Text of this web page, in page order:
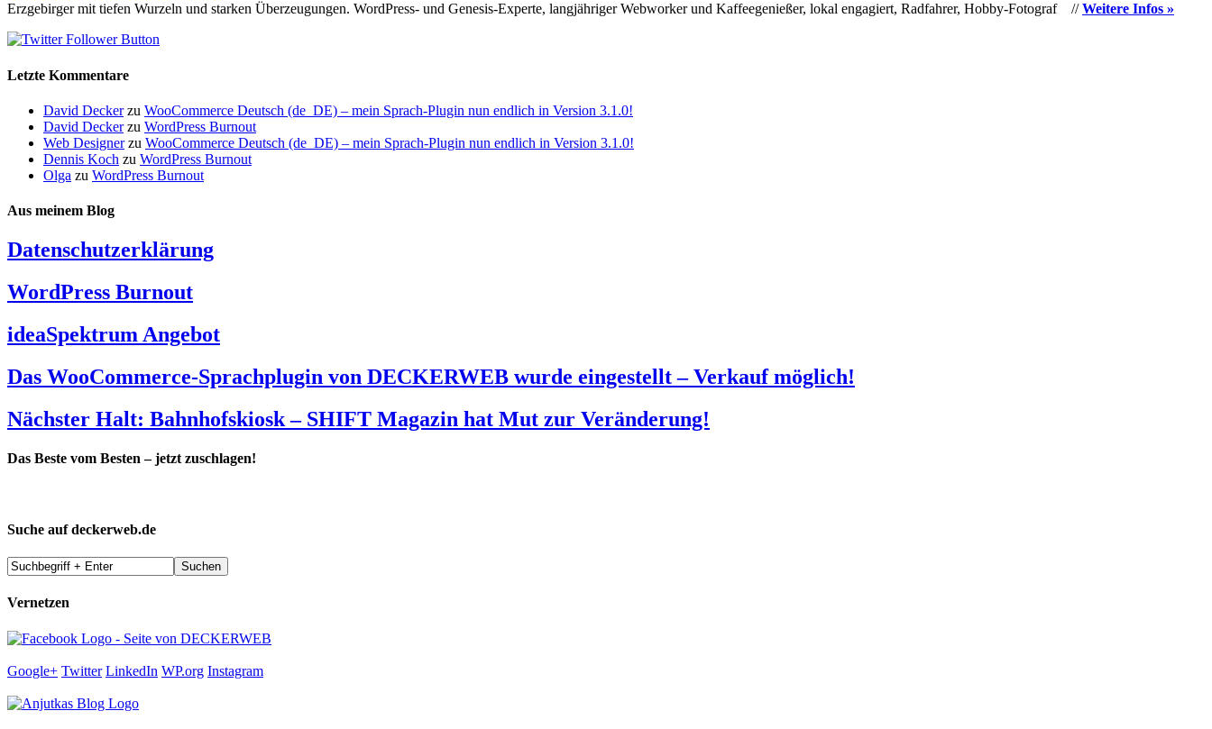
Erzgebirger mit tiefen Wurzeln und starken Überzeugungen. WordPress- und Genesis-Experte, langjähriger Webworker und Kaffeegenießer, lokal engagiert, Radfahrer, Hobby-Fotograf //Weitere Infos »
Letzte Kommentare
David Deckerzu WooCommerce Deutsch (de_DE) – mein Sprach-Plugin nun endlich in Version 3.1.0!
David Deckerzu WordPress Burnout
Web Designerzu WooCommerce Deutsch (de_DE) – mein Sprach-Plugin nun endlich in Version 3.1.0!
Dennis Koch zu WordPress Burnout
Olga zu WordPress Burnout
Aus meinem Blog
Datenschutzerklärung
WordPress Burnout
ideaSpektrum Angebot
Das WooCommerce-Sprachplugin von DECKERWEB wurde eingestellt – Verkauf möglich!
Nächster Halt: Bahnhofskiosk – SHIFT Magazin hat Mut zur Veränderung!
Das Beste vom Besten – jetzt zuschlagen!
Suche auf deckerweb.de
Vernetzen
Google+ Twitter LinkedIn WP.org Instagram